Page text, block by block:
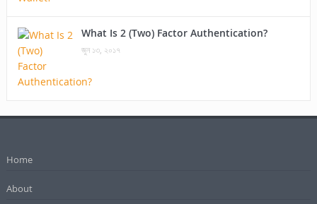
What Is 2 (Two) Factor Authentication?
জুন ১৩, ২০১৭
Home
About